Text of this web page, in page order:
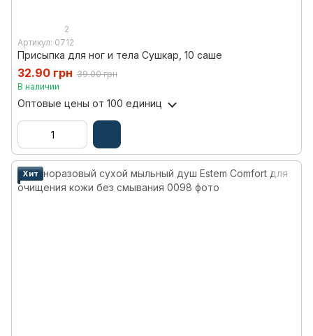
2
Артикул: 0712
Присыпка для ног и тела Сушкар, 10 саше
32.90 грн 39.00 грн
В наличии
Оптовые цены от 100 единиц
Хит